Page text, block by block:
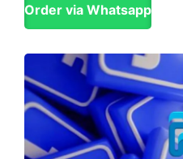
Order via Whatsapp